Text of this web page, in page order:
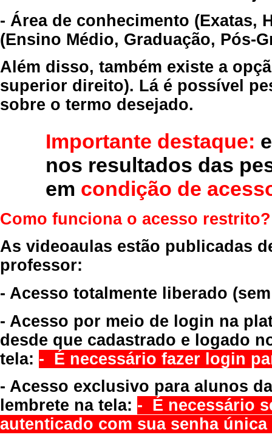
- Área de conhecimento (Exatas,
(Ensino Médio, Graduação, Pós-
Além disso, também existe a
superior direito). Lá é possível
sobre o termo desejado.
Importante destaque:
nos resultados das
em condição de
Como funciona o acesso restrito?
As videoaulas estão publicadas
professor:
- Acesso totalmente liberado
- Acesso por meio de login na
desde que cadastrado e logado
tela: - É necessário fazer login
- Acesso exclusivo para alunos
lembrete na tela: - É necessário
autenticado com sua senha